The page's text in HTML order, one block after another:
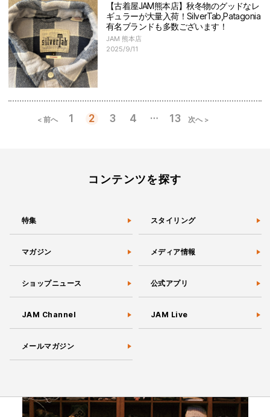
【古着屋JAM熊本店】秋冬物のグッドなレ
ギュラーが大量入荷！SilverTab,Patagonia
有名ブランドも多数ございます！
JAM 熊本店
2025/9/11
< 前へ 1 2 3 4 … 13 次へ >
コンテンツを探す
特集 スタイリング
マガジン メディア情報
ショップニュース 公式アプリ
JAM Channel JAM Live
メールマガジン